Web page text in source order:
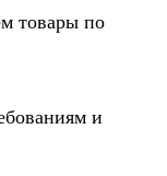
товары по
и